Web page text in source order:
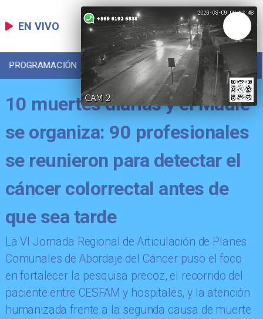
EN VIVO
PROGRAMACIÓN LOCAL DEPORTES
10 muertes diarias y el Maule
se organiza: 90 profesionales
se reunieron para detectar el
cáncer colorrectal antes de
que sea tarde
​La VI Jornada Regional de Articulación de Planes
Comunales de Abordaje del Cáncer puso el foco
en fortalecer la pesquisa precoz, el recorrido del
paciente entre CESFAM y hospitales, y la atención
humanizada frente a la segunda causa de muerte